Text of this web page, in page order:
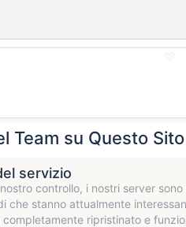
Team su Questo Sito
servizio
controllo, i nostri server
che stanno attualmente
ripristinato e